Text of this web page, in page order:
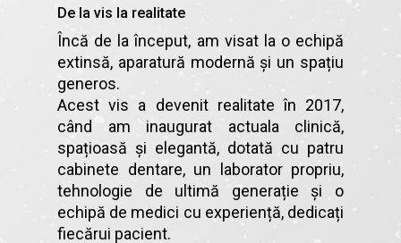
De la vis la realitate
Încă de la început, am visat la o echipă
extinsă, aparatură modernă și un spațiu
generos.
Acest vis a devenit realitate în 2017,
când am inaugurat actuala clinică,
spațioasă și elegantă, dotată cu patru
cabinete dentare, un laborator propriu,
tehnologie de ultimă generație și o
echipă de medici cu experiență, dedicați
fiecărui pacient.